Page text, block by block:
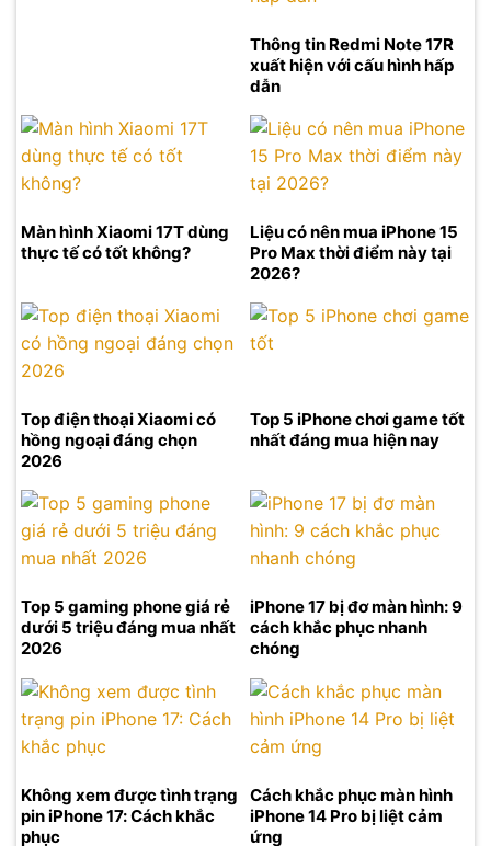
Thông tin Redmi Note 17R
xuất hiện với cấu hình hấp
dẫn
Màn hình Xiaomi 17T dùng
thực tế có tốt không?
Liệu có nên mua iPhone 15
Pro Max thời điểm này tại
2026?
Top điện thoại Xiaomi có
hồng ngoại đáng chọn
2026
Top 5 iPhone chơi game tốt
nhất đáng mua hiện nay
Top 5 gaming phone giá rẻ
dưới 5 triệu đáng mua nhất
2026
iPhone 17 bị đơ màn hình: 9
cách khắc phục nhanh
chóng
Không xem được tình trạng
pin iPhone 17: Cách khắc
phục
Cách khắc phục màn hình
iPhone 14 Pro bị liệt cảm
ứng